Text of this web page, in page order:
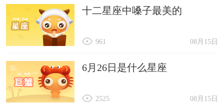
十二星座中嗓子最美的
08月15日
961
6月26日是什么星座
08月15日
2525